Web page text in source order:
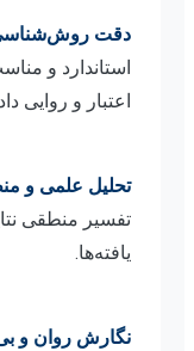
دقت
استاندارد و
اعتبار و روایی
تحلیل علمی و
تفسیر منطقی
یافته‌ها.
نگارش روان و